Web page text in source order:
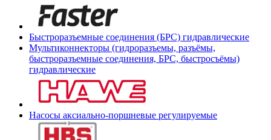
Быстроразъемные соединения (БРС) гидравлические
Мультиконнекторы (гидроразъемы, разъёмы,
быстроразъемные соединения, БРС, быстросъёмы)
гидравлические
Насосы аксиально-поршневые регулируемые